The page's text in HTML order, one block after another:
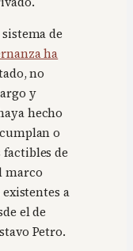
de
ha
no
y
hecho
o
factibles de
marco
a
el de
Petro.